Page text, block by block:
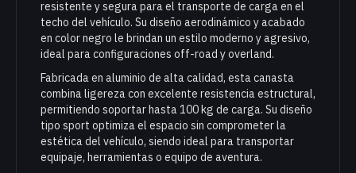
resistente y segura para el transporte de carga en el
techo del vehículo. Su diseño aerodinámico y acabado
en color negro le brindan un estilo moderno y agresivo,
ideal para configuraciones off-road y overland.
Fabricada en aluminio de alta calidad, esta canasta
combina ligereza con excelente resistencia estructural,
permitiendo soportar hasta 100 kg de carga. Su diseño
tipo sport optimiza el espacio sin comprometer la
estética del vehículo, siendo ideal para transportar
equipaje, herramientas o equipo de aventura.